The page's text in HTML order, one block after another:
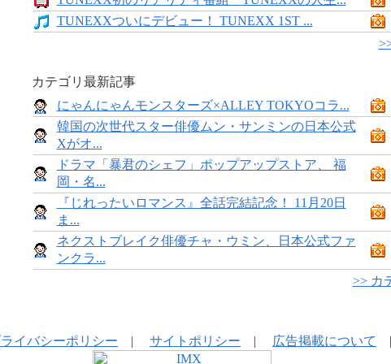
TUNEXXついにデビュー！ TUNEXX 1ST ...
カテゴリ最新記事
にゃんにゃんモンスターズ×ALLEY TOKYOコラ...
韓国の次世代スター俳優ムン・サンミンの日本公式
Xがオ...
ドラマ「暴君のシェフ」ポップアップストア、 福
岡・名...
『じれったいロマンス』全話完結記念！ 11月20日
ま...
ネクストブレイク俳優チャ・ウミン、日本公式ファ
ンクラ...
>> カ
イバシーポリシー | サイトポリシー | 広告掲載について